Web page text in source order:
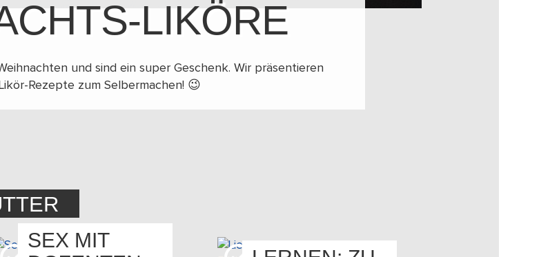
LIKÖRE
und sind ein super Geschenk. Wir präsentieren
Rezepte zum Selbermachen! 😉
SEX MIT